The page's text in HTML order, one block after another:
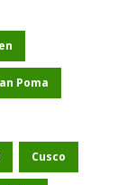
Poma
Cusco